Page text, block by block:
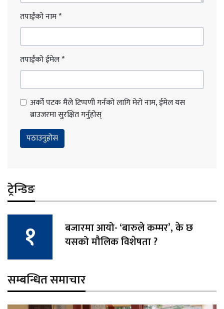
तपाईंको नाम*
तपाईंको ईमेल*
अर्को पटक मैले टिप्पणी गर्नको लागि मेरो नाम, ईमेल यस
ब्राउजरमा सुरक्षित गर्नुहोस्
ट्रेन्डिङ
बजारमा आयो- ‘बारुले कम्मर’, के छ
यसको मौलिक विशेषता ?
सम्बन्धित समाचार